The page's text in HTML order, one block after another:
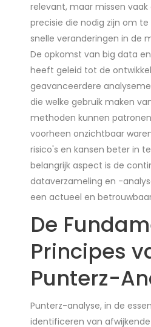
relevant, maar missen vaak
precisie die nodig zijn om
snelle veranderingen in de
De opkomst van big data
heeft geleid tot de
geavanceerdere
die welke gebruik maken
methoden kunnen
voorheen onzichtbaar
risico's en kansen beter in
belangrijk aspect is de
dataverzameling en -
een actueel en
De
Principes
Punterz-
Punterz-analyse, in de
identificeren van